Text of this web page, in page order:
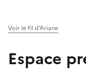
Voir le fil d’Ariane
Espace